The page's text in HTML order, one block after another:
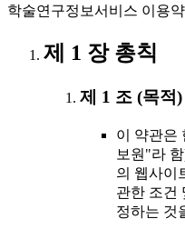
학술연구정보서비스 이용
제 1 장 총칙
제 1 조 (목적)
이 약관은
보원"라
의 웹사이
관한 조건
정하는 것